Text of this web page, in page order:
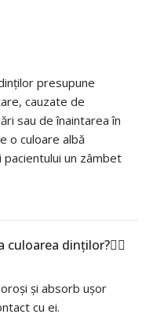
presupune
cauzate de
sau de înaintarea în
o culoare albă
un zâmbet
culoarea dinților?
și absorb ușor
cu ei.